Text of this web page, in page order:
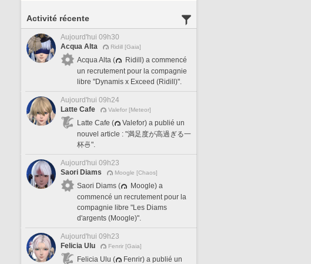
Activité récente
Aujourd'hui 09h30
Acqua Alta
Ridill [Gaia]
Acqua Alta (
Ridill) a commencé
un recrutement pour la compagnie
libre "Dynamis x Exceed (Ridill)".
Aujourd'hui 09h24
Latte Cafe
Valefor [Meteor]
Latte Cafe (
Valefor) a publié un
nouvel article : "満足度が高過ぎる一
杯🍜".
Aujourd'hui 09h23
Saori Diams
Moogle [Chaos]
Saori Diams (
Moogle) a
commencé un recrutement pour la
compagnie libre "Les Diams
d'argents (Moogle)".
Aujourd'hui 09h23
Felicia Ulu
Fenrir [Gaia]
Felicia Ulu (
Fenrir) a publié un